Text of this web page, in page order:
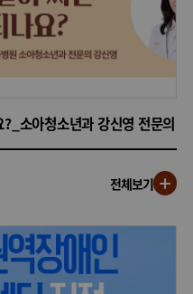
소아청소년과 강신영 전문의
전체보기